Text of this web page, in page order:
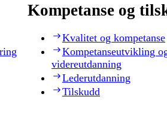
Kompetanse og
Kvalitet og kompetanse
Kompetanseutvikling
videreutdanning
Lederutdanning
Tilskudd